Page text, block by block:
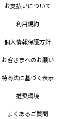
お支払いについて
利用規約
個人情報保護方針
お客さまへのお願い
特商法に基づく表示
推奨環境
よくあるご質問